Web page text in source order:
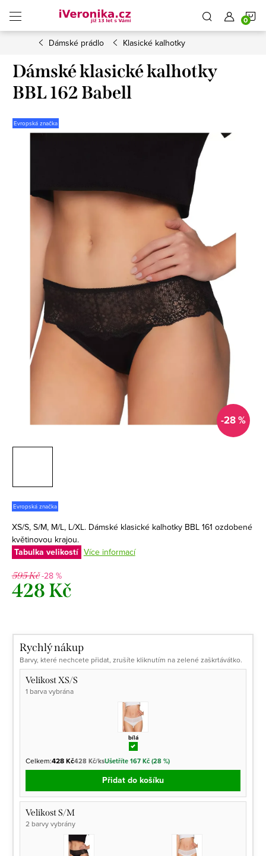
obsah
Dámské prádlo Klasické kalhotky
Dámské klasické kalhotky
BBL 162 Babell
Evropská značka
-28 %
Evropská značka
XS/S, S/M, M/L, L/XL. Dámské klasické kalhotky BBL 161 ozdobené
květinovou krajou.
Tabulka velikostí Více informací
595 Kč-28 %
428 Kč
Rychlý nákup
Barvy, které nechcete přidat, zrušíte kliknutím na zelené zaškrtávátko.
Velikost XS/S
1 barva vybrána
bílá
Celkem:428 Kč428 Kč/ksUšetříte 167 Kč (28 %)
Přidat do košíku
Velikost S/M
2 barvy vybrány